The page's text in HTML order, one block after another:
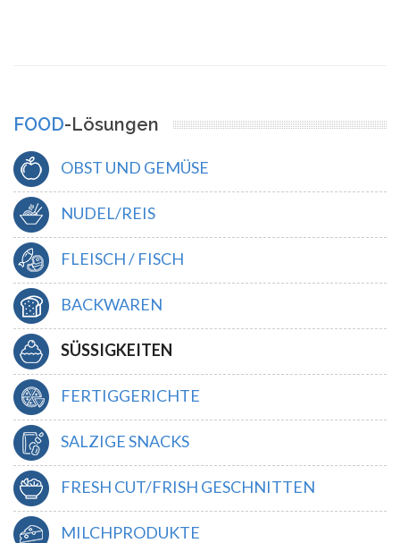
FOOD-Lösungen
OBST UND GEMÜSE
NUDEL/REIS
FLEISCH / FISCH
BACKWAREN
SÜSSIGKEITEN
FERTIGGERICHTE
SALZIGE SNACKS
FRESH CUT/FRISH GESCHNITTEN
MILCHPRODUKTE